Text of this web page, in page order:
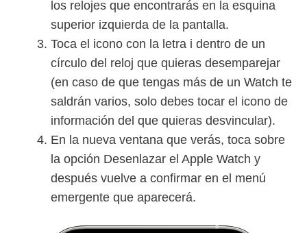
los relojes que encontrarás en la esquina
superior izquierda de la pantalla.
Toca el icono con la letra i dentro de un
círculo del reloj que quieras desemparejar
(en caso de que tengas más de un Watch te
saldrán varios, solo debes tocar el icono de
información del que quieras desvincular).
En la nueva ventana que verás, toca sobre
la opción Desenlazar el Apple Watch y
después vuelve a confirmar en el menú
emergente que aparecerá.